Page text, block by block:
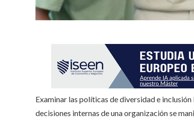
Examinar las políticas de diversidad e
decisiones internas de una organización se